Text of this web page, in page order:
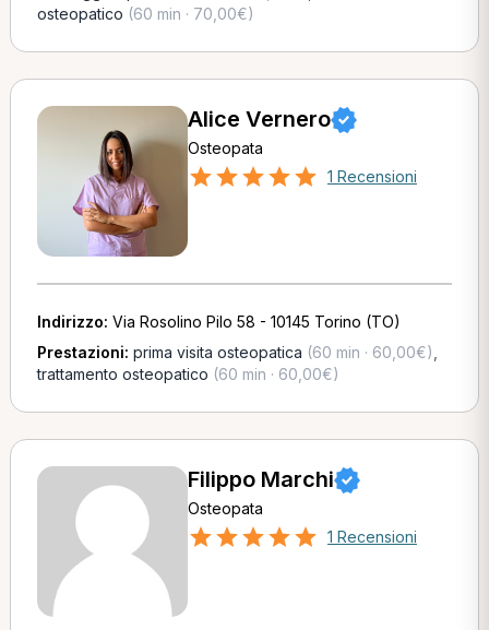
osteopatico (60 min · 70,00€)
Alice Vernero
Osteopata
1 Recensioni
Indirizzo: Via Rosolino Pilo 58 - 10145 Torino (TO)
Prestazioni: prima visita osteopatica (60 min · 60,00€)
trattamento osteopatico (60 min · 60,00€)
Filippo Marchi
Osteopata
1 Recensioni